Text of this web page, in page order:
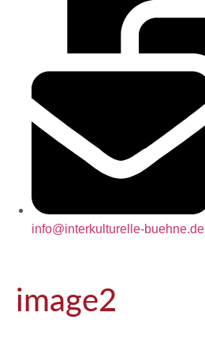
info@interkulturelle-buehne.de
image2